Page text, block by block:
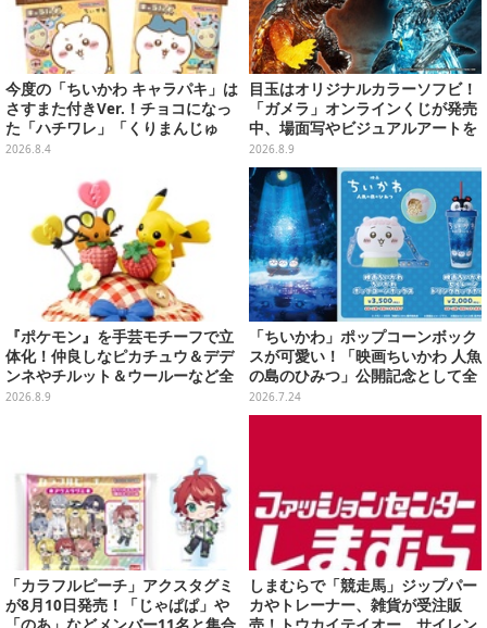
今度の「ちいかわ キャラパキ」は
さすまた付きVer.！チョコになっ
た「ハチワレ」「くりまんじゅ
う」たちも可愛い全8種
2026.8.4
目玉はオリジナルカラーソフビ！
「ガメラ」オンラインくじが発売
中、場面写やビジュアルアートを
使用した豪華賞品をラインナップ
2026.8.9
『ポケモン』を手芸モチーフで立
体化！仲良しなピカチュウ＆デデ
ンネやチルット＆ウールーなど全
6種
2026.8.9
「ちいかわ」ポップコーンボック
スが可愛い！「映画ちいかわ 人魚
の島のひみつ」公開記念として全
国劇場で販売、セイレーンドリン
クカップホルダーも
2026.7.24
「カラフルピーチ」アクスタグミ
が8月10日発売！「じゃぱぱ」や
しまむらで「競走馬」ジップパー
カやトレーナー、雑貨が受注販